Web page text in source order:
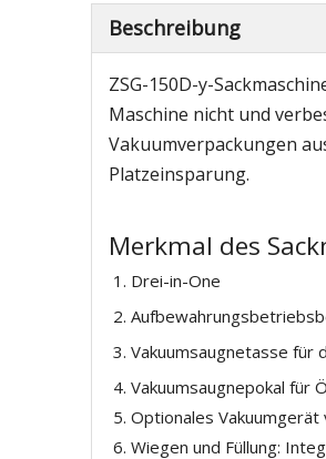
Beschreibung
ZSG-150D-y-
Maschine nicht und
Vakuumverpackungen
Platzeinsparung.
Merkmal des
Drei-in-One
Vakuumsaugnetasse für
Vakuumsaugnepokal für
Optionales
Wiegen und Füllung: